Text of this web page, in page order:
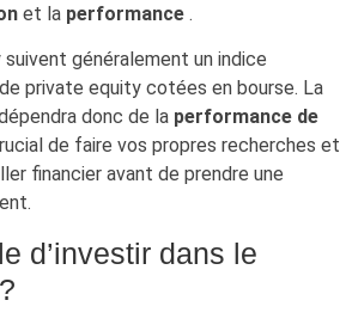
et la performance .
généralement un indice
private equity cotées en bourse. La
donc de la performance de
de faire vos propres recherches et
financier avant de prendre une
d’investir dans le